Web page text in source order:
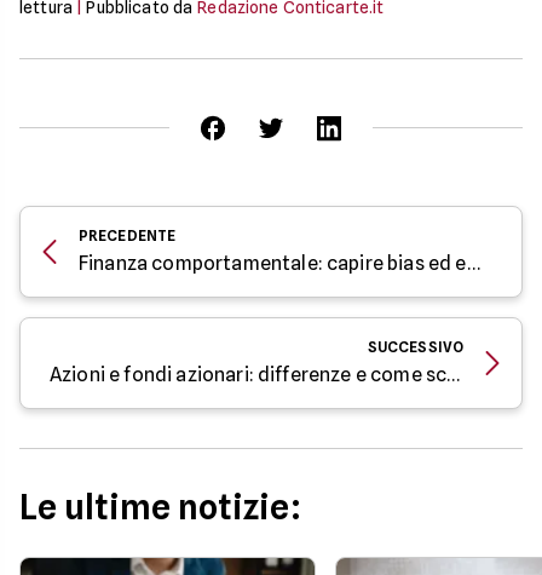
lettura |Pubblicato da Redazione Conticarte.it
PRECEDENTE
Finanza comportamentale: capire bias ed emozioni negli investimenti
SUCCESSIVO
Azioni e fondi azionari: differenze e come scegliere
Le ultime notizie: